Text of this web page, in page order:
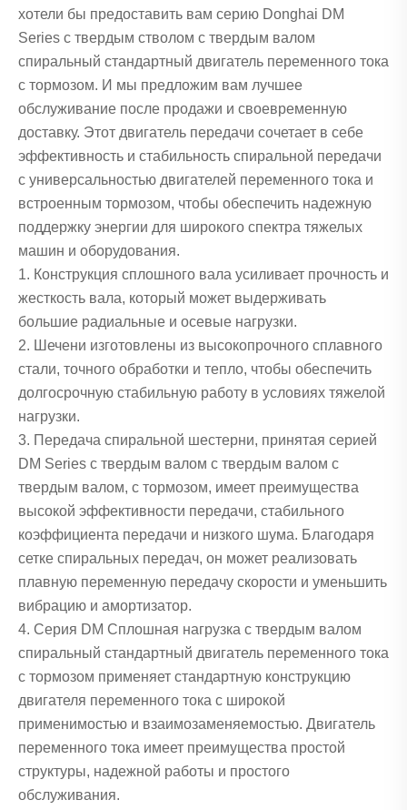
хотели бы предоставить вам серию Donghai DM
Series с твердым стволом с твердым валом
спиральный стандартный двигатель переменного тока
с тормозом. И мы предложим вам лучшее
обслуживание после продажи и своевременную
доставку. Этот двигатель передачи сочетает в себе
эффективность и стабильность спиральной передачи
с универсальностью двигателей переменного тока и
встроенным тормозом, чтобы обеспечить надежную
поддержку энергии для широкого спектра тяжелых
машин и оборудования.
1. Конструкция сплошного вала усиливает прочность и
жесткость вала, который может выдерживать
большие радиальные и осевые нагрузки.
2. Шечени изготовлены из высокопрочного сплавного
стали, точного обработки и тепло, чтобы обеспечить
долгосрочную стабильную работу в условиях тяжелой
нагрузки.
3. Передача спиральной шестерни, принятая серией
DM Series с твердым валом с твердым валом с
твердым валом, с тормозом, имеет преимущества
высокой эффективности передачи, стабильного
коэффициента передачи и низкого шума. Благодаря
сетке спиральных передач, он может реализовать
плавную переменную передачу скорости и уменьшить
вибрацию и амортизатор.
4. Серия DM Сплошная нагрузка с твердым валом
спиральный стандартный двигатель переменного тока
с тормозом применяет стандартную конструкцию
двигателя переменного тока с широкой
применимостью и взаимозаменяемостью. Двигатель
переменного тока имеет преимущества простой
структуры, надежной работы и простого
обслуживания.